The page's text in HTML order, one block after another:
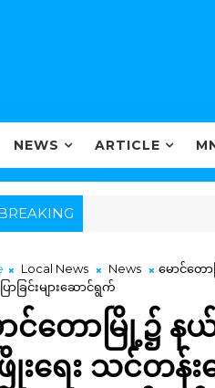
NEWS ARTICLE
Local News News
မောင်တေ
ာခြင်းများဆောင်ရွက်
င်တောမြို့၌ န
းရေး သင်တန်